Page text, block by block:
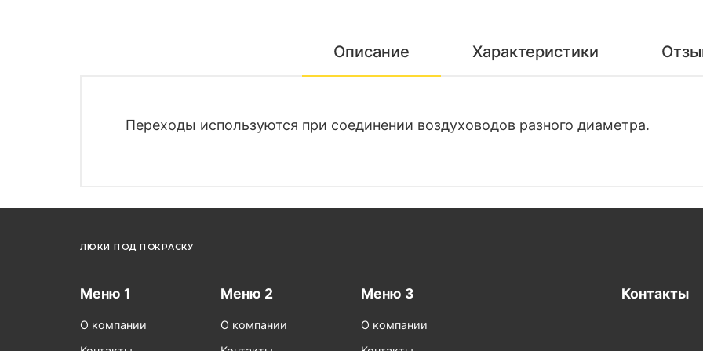
Описание Характеристики
Переходы используются при соединении воздуховодов разного диаметра.
ЛЮКИ ПОД ПОКРАСКУ
Меню 1
О компании
Меню 2
О компании
Меню 3
О компании
Контакты